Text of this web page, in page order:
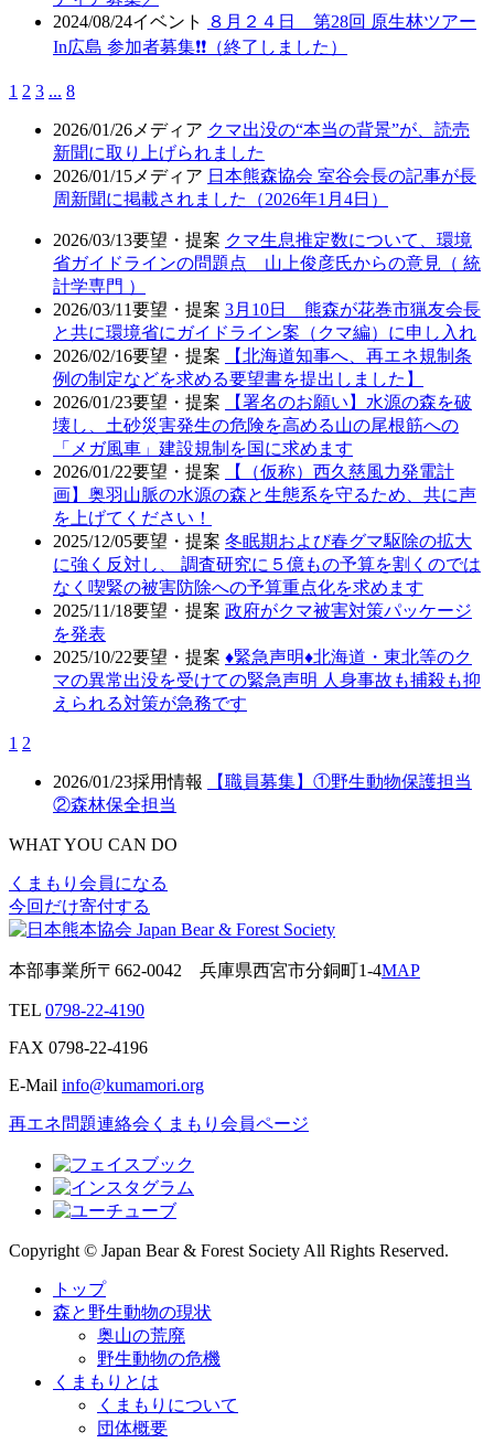
2024/08/24イベント
８月２４日 第28回 原生林ツアー
In広島 参加者募集❗❗（終了しました）
1 2 3 ... 8
2026/01/26 メディア クマ出没の“本当の背景”が、読売
新聞に取り上げられました
2026/01/15 メディア 日本熊森協会 室谷会長の記事が長
周新聞に掲載されました（2026年1月4日）
2026/03/13要望・提案 クマ生息推定数について、環境
省ガイドラインの問題点 山上俊彦氏からの意見（ 統
計学専門 ）
2026/03/11要望・提案 3月10日 熊森が花巻市猟友会長
と共に環境省にガイドライン案（クマ編）に申し入れ
2026/02/16要望・提案
【北海道知事へ、再エネ規制条
例の制定などを求める要望書を提出しました】
2026/01/23要望・提案
【署名のお願い】水源の森を破
壊し、土砂災害発生の危険を高める山の尾根筋への
「メガ風車」建設規制を国に求めます
2026/01/22要望・提案
【（仮称）西久慈風力発電計
画】奥羽山脈の水源の森と生態系を守るため、共に声
を上げてください！
2025/12/05要望・提案 冬眠期および春グマ駆除の拡大
に強く反対し、 調査研究に５億もの予算を割くのでは
なく喫緊の被害防除への予算重点化を求めます
2025/11/18要望・提案 政府がクマ被害対策パッケージ
を発表
2025/10/22要望・提案 ♦️緊急声明♦️北海道・東北等のク
マの異常出没を受けての緊急声明 人身事故も捕殺も抑
えられる対策が急務です
1 2
2026/01/23採用情報
【職員募集】①野生動物保護担当
②森林保全担当
WHAT YOU CAN DO
くまもり会員になる
今回だけ寄付する
本部事業所〒662-0042 兵庫県西宮市分銅町1-4MAP
TEL 0798-22-4190
FAX 0798-22-4196
E-Mail info@kumamori.org
再エネ問題連絡会 くまもり会員ページ
Copyright © Japan Bear & Forest Society All Rights Reserved.
トップ
森と野生動物の現状
奥山の荒廃
野生動物の危機
くまもりとは
くまもりについて
団体概要